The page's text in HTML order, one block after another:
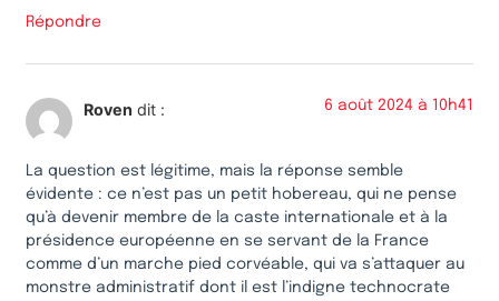
Répondre
Roven dit : 6 août 2024 à 10h41
La question est légitime, mais la réponse semble
évidente : ce n’est pas un petit hobereau, qui ne pense
qu’à devenir membre de la caste internationale et à la
présidence européenne en se servant de la France
comme d’un marche pied corvéable, qui va s’attaquer au
monstre administratif dont il est l’indigne technocrate